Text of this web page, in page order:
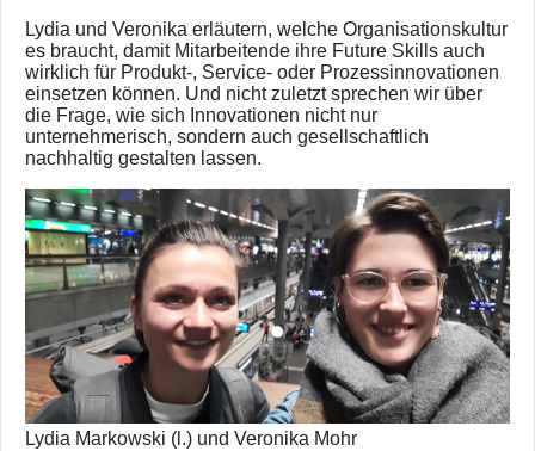
Lydia und Veronika erläutern, welche Organisationskultur
es braucht, damit Mitarbeitende ihre Future Skills auch
wirklich für Produkt-, Service- oder Prozessinnovationen
einsetzen können. Und nicht zuletzt sprechen wir über
die Frage, wie sich Innovationen nicht nur
unternehmerisch, sondern auch gesellschaftlich
nachhaltig gestalten lassen.
Lydia Markowski (l.) und Veronika Mohr